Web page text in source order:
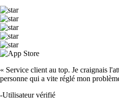
« Service client au top. Je craignais
personne qui a vite réglé mon
-Utilisateur vérifié